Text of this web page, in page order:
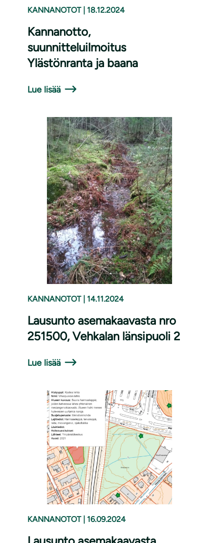
KANNANOTOT 18.12.2024
Kannanotto,
suunnitteluilmoitus
Ylästönranta ja baana
Lue lisää
KANNANOTOT 14.11.2024
Lausunto asemakaavasta nro
251500, Vehkalan länsipuoli 2
Lue lisää
KANNANOTOT 16.09.2024